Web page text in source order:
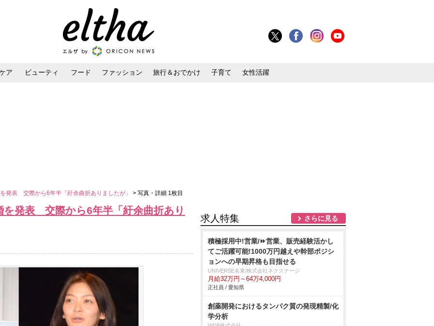
ア ビューティ フード ファッション 旅行＆おでかけ 子育て 女性活躍
発表 交際から6年半「紆余曲折ありましたが」 > 写真・詳細 1枚目
を発表 交際から6年半「紆余曲折あり
求人特集 さらに見る
積極採用中!営業/⏩️営業、販売経験活かし
てご活躍可能!1000万円越えや幹部ポジシ
ョンへの早期昇格も目指せる
UNIVERSE名東/株式会社ネクステージ
月給32万円～64万4,000円
正社員 / 愛知県
創薬開発におけるタンパク質の発現精製/化
学分析